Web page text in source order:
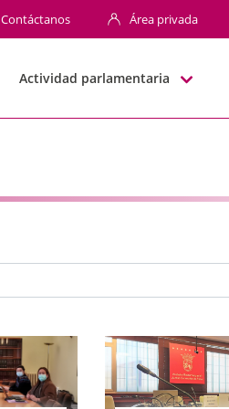
Contáctanos Área privada
Actividad parlamentaria